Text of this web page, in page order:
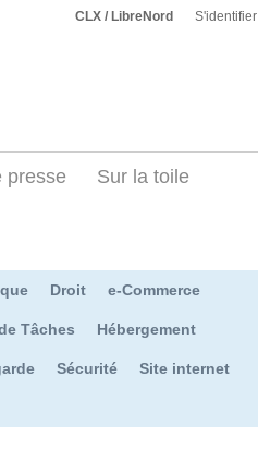
CLX / LibreNord S'identifier
presse Sur la toile
Droit e-Commerce
Tâches Hébergement
Sécurité Site internet